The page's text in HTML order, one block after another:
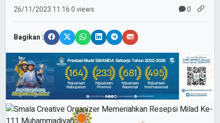
26/11/2023 11:160 views 0
Bagikan :